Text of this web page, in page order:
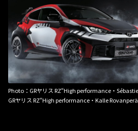
Photo：GRヤリス RZ“High performance・
GRヤリス RZ“High performance・Kalle